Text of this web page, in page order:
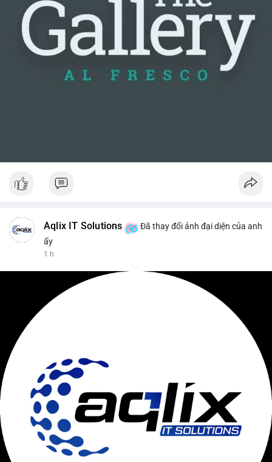
Aqlix IT Solutions
Đã thay đổi ảnh đại diện của anh
ấy
1 h